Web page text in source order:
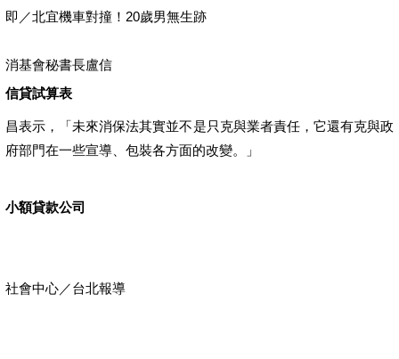
即／北宜機車對撞！20歲男無生跡
消基會秘書長盧信
信貸試算表
昌表示，「未來消保法其實並不是只克與業者責任，它還有克與政
府部門在一些宣導、包裝各方面的改變。」
小額貸款公司
社會中心／台北報導